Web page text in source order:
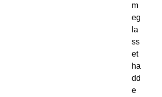
m
eg
la
ss
et
ha
dd
e